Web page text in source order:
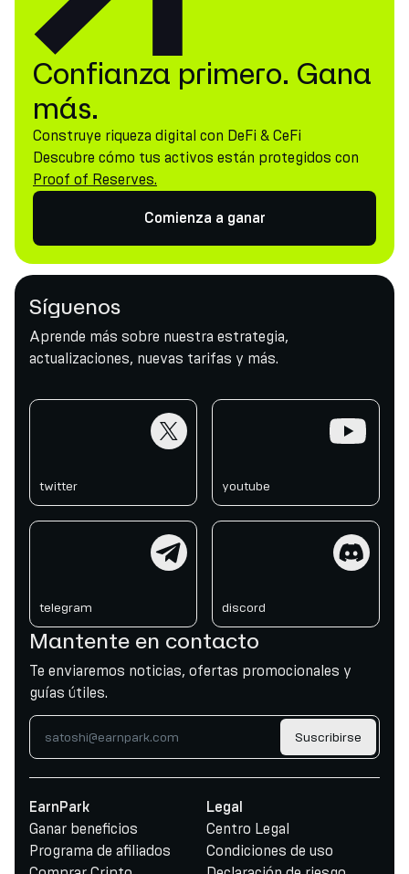
Confianza primero. Gana
más.
Construye riqueza digital con DeFi & CeFi
Descubre cómo tus activos están protegidos con
Proof of Reserves.
Comienza a ganar
Síguenos
Aprende más sobre nuestra estrategia,
actualizaciones, nuevas tarifas y más.
twitter youtube
telegram discord
Mantente en contacto
Te enviaremos noticias, ofertas promocionales y
guías útiles.
Suscribirse
EarnPark
Ganar beneficios
Programa de afiliados
Legal
Centro Legal
Condiciones de uso